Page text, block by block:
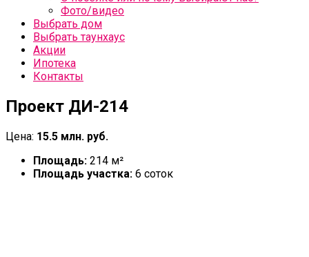
Фото/видео
Выбрать дом
Выбрать таунхаус
Акции
Ипотека
Контакты
Проект ДИ-214
Цена: 15.5 млн. руб.
Площадь: 214 м²
Площадь участка: 6 соток